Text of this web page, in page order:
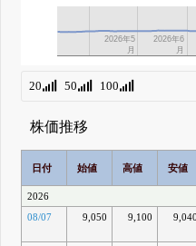
月月
2026年5
2026年5
月月
2026年6
2026年6
20 50 100
株価推移
日付 始値 高値 安値
2026
08/07
9,050 9,100 9,040